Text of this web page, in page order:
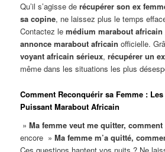
Qu’il s’agisse derécupérer son ex
sa copine, ne laissez plus le temps
Contactez lemédium marabout africain
annonce marabout africain officielle.
voyant africain sérieux,récupérer un ex
même dans les situations les plus
Comment Reconquérir sa Femme :
Puissant Marabout Africain
»Ma femme veut me quitter,
encore »Ma femme m’a quitté,